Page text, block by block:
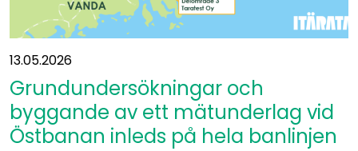
13.05.2026
Grundundersökningar och
byggande av ett mätunderlag vid
Östbanan inleds på hela banlinjen